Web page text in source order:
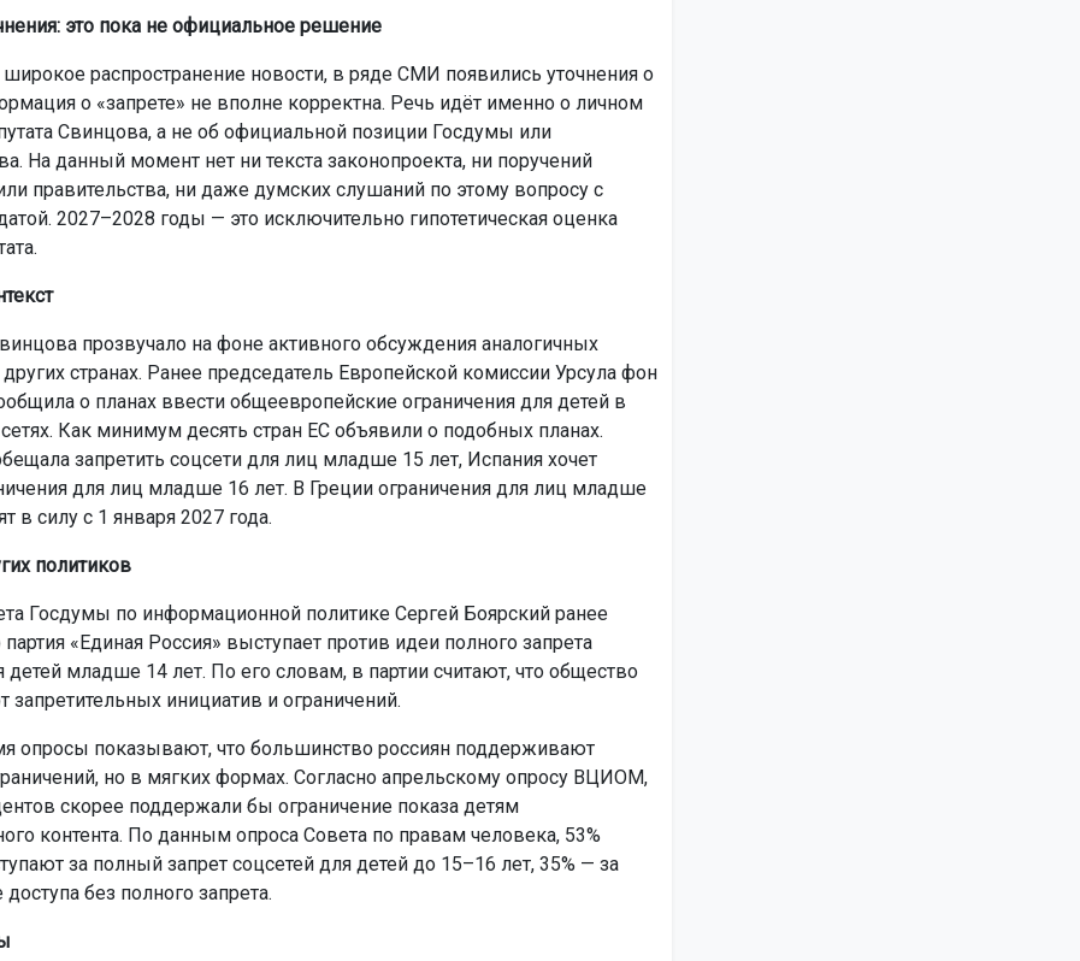
это пока не официальное решение
распространение новости, в ряде СМИ появились уточнения о
о «запрете» не вполне корректна. Речь идёт именно о личном
Свинцова, а не об официальной позиции Госдумы или
На данный момент нет ни текста законопроекта, ни поручений
правительства, ни даже думских слушаний по этому вопросу с
2027–2028 годы — это исключительно гипотетическая оценка
прозвучало на фоне активного обсуждения аналогичных
странах. Ранее председатель Европейской комиссии Урсула фон
о планах ввести общеевропейские ограничения для детей в
Как минимум десять стран ЕС объявили о подобных планах.
запретить соцсети для лиц младше 15 лет, Испания хочет
для лиц младше 16 лет. В Греции ограничения для лиц младше
в силу с 1 января 2027 года.
политиков
Госдумы по информационной политике Сергей Боярский ранее
«Единая Россия» выступает против идеи полного запрета
детей младше 14 лет. По его словам, в партии считают, что общество
запретительных инициатив и ограничений.
опросы показывают, что большинство россиян поддерживают
но в мягких формах. Согласно апрельскому опросу ВЦИОМ,
скорее поддержали бы ограничение показа детям
контента. По данным опроса Совета по правам человека, 53%
за полный запрет соцсетей для детей до 15–16 лет, 35% — за
без полного запрета.